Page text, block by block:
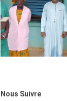
Nous Suivre